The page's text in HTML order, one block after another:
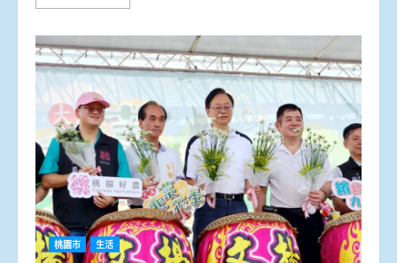
桃園市 生活